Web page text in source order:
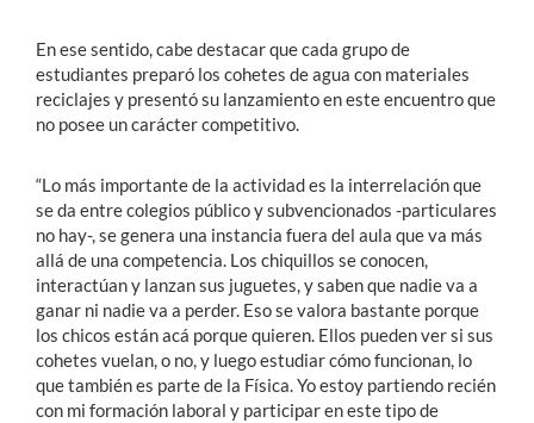
En ese sentido, cabe destacar que cada grupo de
estudiantes preparó los cohetes de agua con materiales
reciclajes y presentó su lanzamiento en este encuentro que
no posee un carácter competitivo.
“Lo más importante de la actividad es la interrelación que
se da entre colegios público y subvencionados -particulares
no hay-, se genera una instancia fuera del aula que va más
allá de una competencia. Los chiquillos se conocen,
interactúan y lanzan sus juguetes, y saben que nadie va a
ganar ni nadie va a perder. Eso se valora bastante porque
los chicos están acá porque quieren. Ellos pueden ver si sus
cohetes vuelan, o no, y luego estudiar cómo funcionan, lo
que también es parte de la Física. Yo estoy partiendo recién
con mi formación laboral y participar en este tipo de